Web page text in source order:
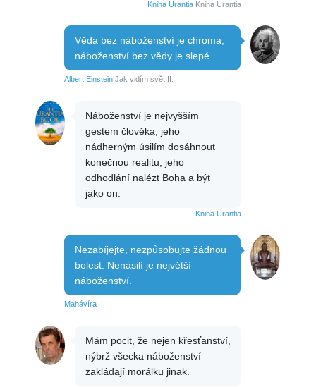
Kniha Urantia Kniha Urantia
Věda bez náboženství je chroma,
náboženství bez vědy je slepé.
Albert Einstein Jak vidím svět II.
Náboženství je nejvyšším
gestem člověka, jeho
nádherným úsilím dosáhnout
konečnou realitu, jeho
odhodlání nalézt Boha a být
jako on.
Kniha Urantia
Nezabíjejte, nezpůsobujte žádnou
bolest. Nenásilí je největší
náboženství.
Mahávíra
Mám pocit, že nejen křesťanství,
nýbrž všecka náboženství
zakládají morálku jinak.